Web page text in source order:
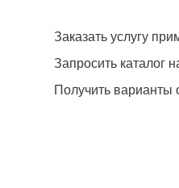
Заказать услугу
Запросить каталог
Получить варианты